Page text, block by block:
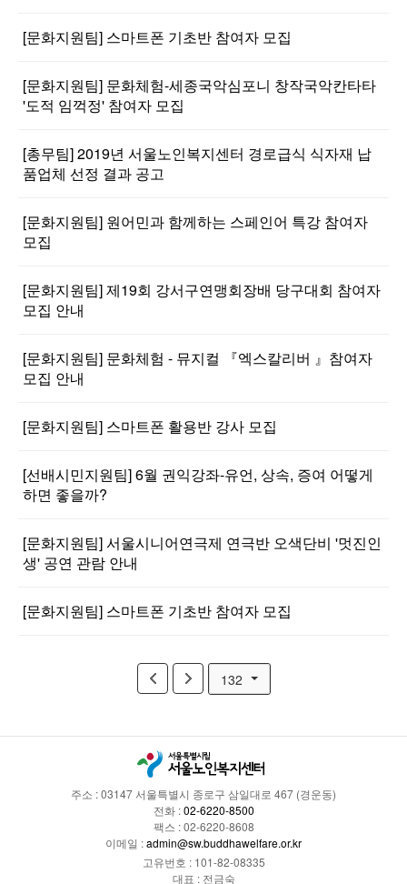
[문화지원팀] 스마트폰 기초반 참여자 모집
[문화지원팀] 문화체험-세종국악심포니 창작국악칸타타
'도적 임꺽정' 참여자 모집
[총무팀] 2019년 서울노인복지센터 경로급식 식자재 납
품업체 선정 결과 공고
[문화지원팀] 원어민과 함께하는 스페인어 특강 참여자
모집
[문화지원팀] 제19회 강서구연맹회장배 당구대회 참여자
모집 안내
[문화지원팀] 문화체험 - 뮤지컬 『엑스칼리버 』참여자
모집 안내
[문화지원팀] 스마트폰 활용반 강사 모집
[선배시민지원팀] 6월 권익강좌-유언, 상속, 증여 어떻게
하면 좋을까?
[문화지원팀] 서울시니어연극제 연극반 오색단비 '멋진인
생' 공연 관람 안내
[문화지원팀] 스마트폰 기초반 참여자 모집
132
주소 : 03147 서울특별시 종로구 삼일대로 467 (경운동)
전화 :02-6220-8500
팩스 : 02-6220-8608
이메일 :admin@sw.buddhawelfare.or.kr
고유번호 : 101-82-08335
대표 : 전금숙